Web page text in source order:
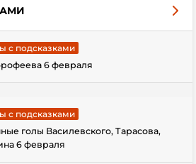
с подсказками
6 февраля
с подсказками
голы Василевского, Тарасова,
6 февраля